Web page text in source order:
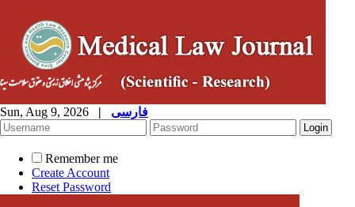
Sun, Aug 9, 2026 | فارسی
Remember me
Create Account
Reset Password